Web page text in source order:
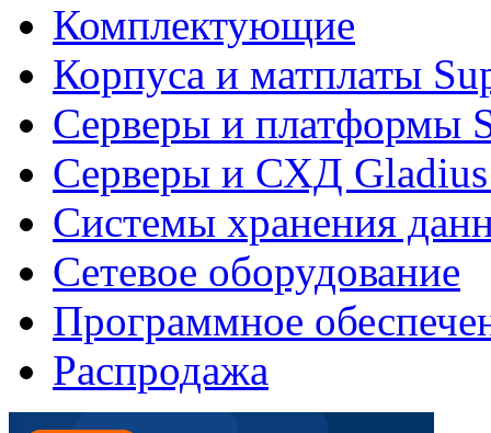
Комплектующие
Корпуса и матплаты
Серверы и платформы
Серверы и СХД Gladius
Системы хранения
Сетевое оборудование
Программное
Распродажа